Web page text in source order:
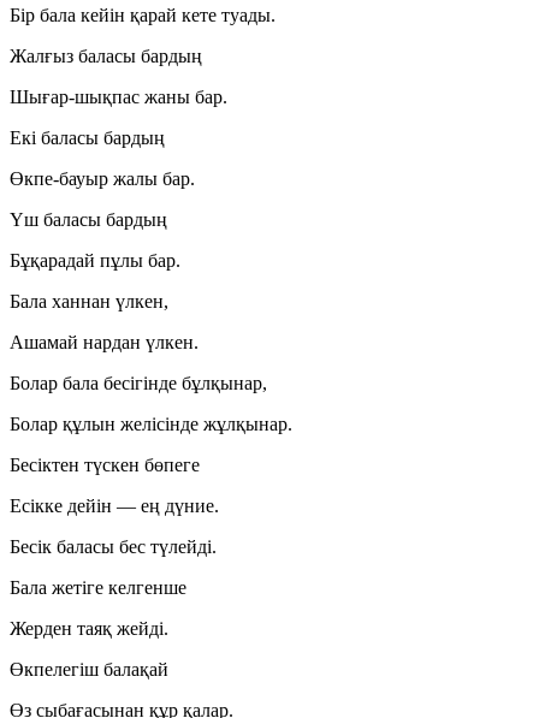
Бір бала кейін қарай кете туады.
Жалғыз баласы бардың
Шығар-шықпас жаны бар.
Екі баласы бардың
Өкпе-бауыр жалы бар.
Үш баласы бардың
Бұқарадай пұлы бар.
Бала ханнан үлкен,
Ашамай нардан үлкен.
Болар бала бесігінде бұлқынар,
Болар құлын желісінде жұлқынар.
Бесіктен түскен бөпеге
Есікке дейін — ең дүние.
Бесік баласы бес түлейді.
Бала жетіге келгенше
Жерден таяқ жейді.
Өкпелегіш балақай
Өз сыбағасынан құр қалар.